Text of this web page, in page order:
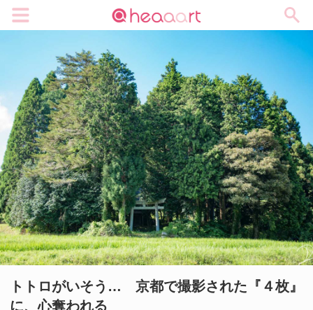
トトロがいそう… 京都で撮影された『４枚』
に、心奪われる